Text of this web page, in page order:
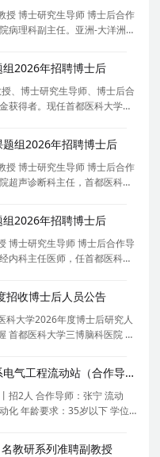
授 博士研究生导师 博士后合作
病理科副主任。亚洲-大洋洲神
经病理学组副组长，中华医
2026年招聘博士后
、博士研究生导师、博士后合
获得者。现任首都医科大学宣
学会衰老遗传学分会秘书长
于利
组2026年招聘博士后
授 博士研究生导师 博士后合作
超声诊断科主任，首都医科大
基地主任、科技部项目评审
职
2026年招聘博士后
博士研究生导师 博士后合作导
内科主任医师，任首都医科大
床研究和诊疗中心主任，中
会
招收博士后人员公告
科大学2026年度博士后研究人
首都医科大学三博脑科医院 的
科医院 的岗位信息与报考要点
准
清华大学电机工程与应用电子技术系电气工程流动站（合作导师张宁）2026年招聘2名博士后
招2人 合作导师：张宁 流动
化 年龄要求：35岁以下 学位要
据驱动的电力系统安全稳定规
教研系列准聘副教授